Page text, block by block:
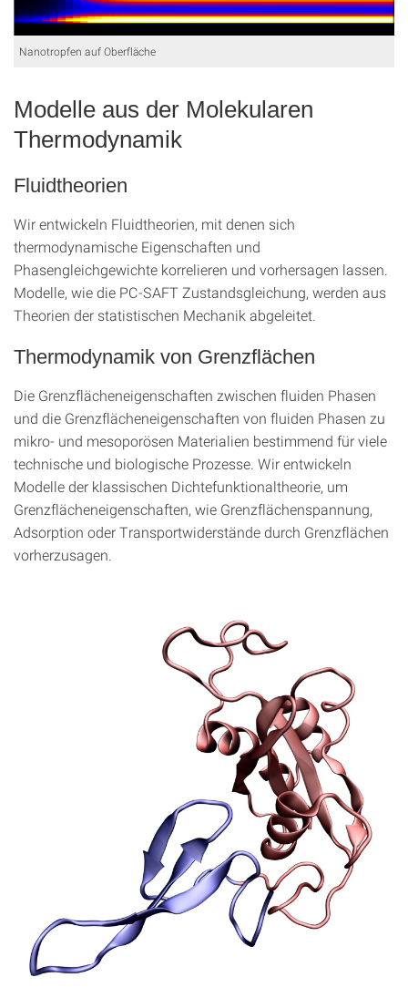
Nanotropfen auf Oberfläche
Modelle aus der Molekularen
Thermodynamik
Fluidtheorien
Wir entwickeln Fluidtheorien, mit denen sich
thermodynamische Eigenschaften und
Phasengleichgewichte korrelieren und vorhersagen lassen.
Modelle, wie die PC-SAFT Zustandsgleichung, werden aus
Theorien der statistischen Mechanik abgeleitet.
Thermodynamik von Grenzflächen
Die Grenzflächeneigenschaften zwischen fluiden Phasen
und die Grenzflächeneigenschaften von fluiden Phasen zu
mikro- und mesoporösen Materialien bestimmend für viele
technische und biologische Prozesse. Wir entwickeln
Modelle der klassischen Dichtefunktionaltheorie, um
Grenzflächeneigenschaften, wie Grenzflächenspannung,
Adsorption oder Transportwiderstände durch Grenzflächen
vorherzusagen.